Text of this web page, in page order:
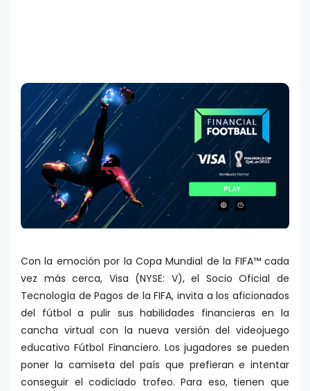
Con la emoción por la Copa Mundial de la FIFA™ cada
vez más cerca, Visa (NYSE: V), el Socio Oficial de
Tecnología de Pagos de la FIFA, invita a los aficionados
del fútbol a pulir sus habilidades financieras en la
cancha virtual con la nueva versión del videojuego
educativo Fútbol Financiero. Los jugadores se pueden
poner la camiseta del país que prefieran e intentar
conseguir el codiciado trofeo. Para eso, tienen que